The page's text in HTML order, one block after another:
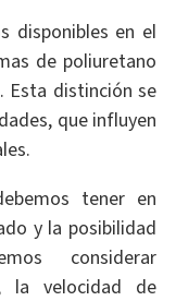
disponibles en el
de poliuretano
Esta distinción se
que influyen
tener en
y la posibilidad
considerar
la velocidad de